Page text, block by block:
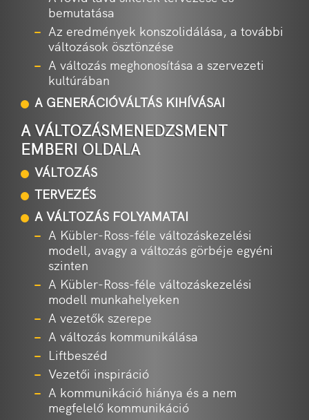
bemutatása
Az eredmények konszolidálása, a további
változások ösztönzése
A változás meghonosítása a szervezeti
kultúrában
A GENERÁCIÓVÁLTÁS KIHÍVÁSAI
A VÁLTOZÁSMENEDZSMENT
EMBERI OLDALA
VÁLTOZÁS
TERVEZÉS
A VÁLTOZÁS FOLYAMATAI
A Kübler-Ross-féle változáskezelési
modell, avagy a változás görbéje egyéni
szinten
A Kübler-Ross-féle változáskezelési
modell munkahelyeken
A vezetők szerepe
A változás kommunikálása
Liftbeszéd
Vezetői inspiráció
A kommunikáció hiánya és a nem
megfelelő kommunikáció